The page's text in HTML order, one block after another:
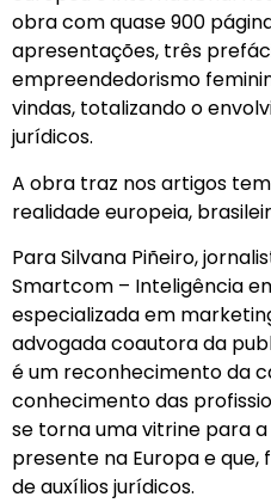
obra com quase 900
apresentações, três
empreendedorismo
vindas, totalizando o
jurídicos.
A obra traz nos artigos
realidade europeia,
Para Silvana Piñeiro,
Smartcom – Inteligência
especializada em
advogada coautora da
é um reconhecimento da
conhecimento das
se torna uma vitrine para
presente na Europa e
de auxílios jurídicos.